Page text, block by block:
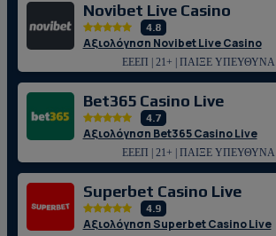
Novibet Live Casino
4.8
Αξιολόγηση Novibet Live Casino
ΕΕΕΠ | 21+ | ΠΑΙΞΕ ΥΠΕΥΘΥΝΑ
Bet365 Casino Live
4.7
Αξιολόγηση Bet365 Casino Live
ΕΕΕΠ | 21+ | ΠΑΙΞΕ ΥΠΕΥΘΥΝΑ
Superbet Casino Live
4.9
Αξιολόγηση Superbet Casino Live